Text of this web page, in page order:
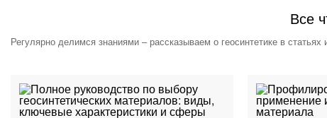
Все
Регулярно делимся знаниями – рассказываем о геосинтетике в